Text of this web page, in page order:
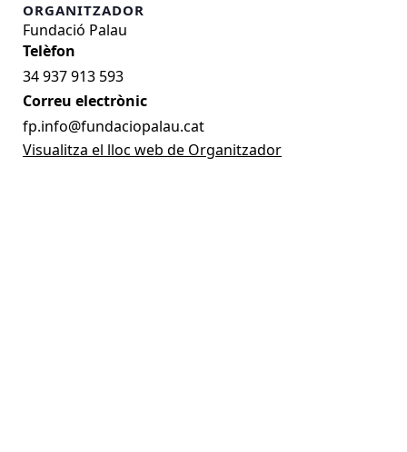
ORGANITZADOR
Fundació Palau
34 937 913 593
Correu electrònic
fp.info@fundaciopalau.cat
Visualitza el lloc web de Organitzador